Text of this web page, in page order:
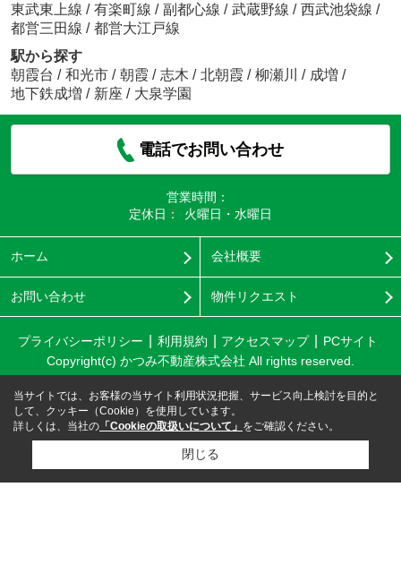
東武東上線 / 有楽町線 / 副都心線 / 武蔵野線 / 西武池袋線 /
都営三田線 / 都営大江戸線
駅から探す
朝霞台 / 和光市 / 朝霞 / 志木 / 北朝霞 / 柳瀬川 / 成増 /
地下鉄成増 / 新座 / 大泉学園
電話でお問い合わせ
営業時間：
定休日：
火曜日・水曜日
ホーム 会社概要
お問い合わせ 物件リクエスト
プライバシーポリシー 利用規約 アクセスマップ
PCサイト
Copyright(c) かつみ不動産株式会社 All rights reserved.
当サイトでは、お客様の当サイト利用状況把握、サービス向上検討を目的と
して、クッキー（Cookie）を使用しています。
詳しくは、当社の 「Cookieの取扱いについて」 をご確認ください。
閉じる